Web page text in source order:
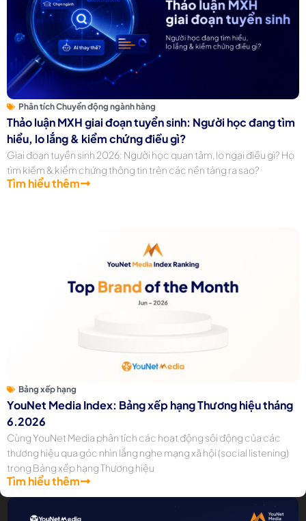
Phân tích Chuyển động ngành hàng
Thảo luận MXH giai đoạn tuyển sinh: Người học đang tìm
hiểu, lo lắng & kiểm chứng điều gì?
Giai đoạn tuyển sinh 2026: Người học quan tâm, lo ngại điều gì? Họ
tìm kiếm & kiểm chứng thông tin trên các nền tảng ra sao?
Tìm hiểu thêm
Bảng xếp hạng
YouNet Media Index: Bảng xếp hạng Thương hiệu tháng
6.2026
Cùng YouNet Media phân tích các hoạt động sôi động của các
thương hiệu qua góc nhìn lắng nghe mạng xã hội (social listening)
trong Bảng xếp hạng Thương hiệu
Tìm hiểu thêm